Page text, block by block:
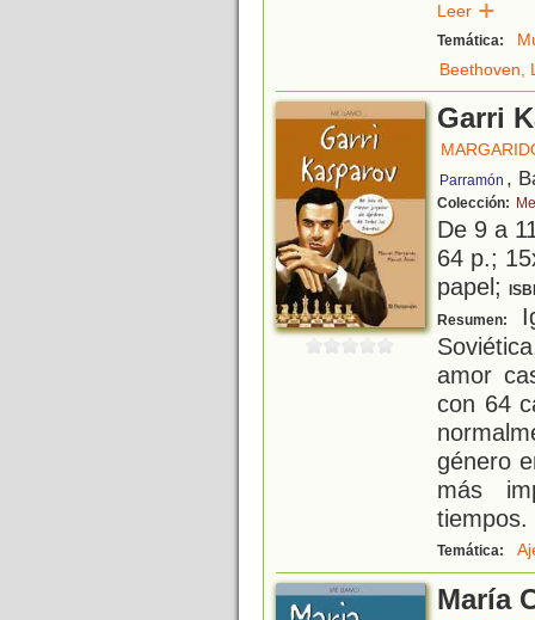
Leer
Temática:
Beethoven,
Garri
Parramón ,
Colección:
De 9 a
64 p.;
papel;
Resumen:
amor
con 64
género
más
tiempos.
Temática:
María